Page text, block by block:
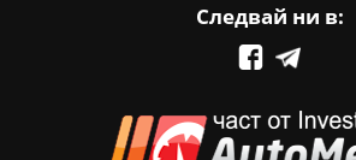
Следвай ни в: